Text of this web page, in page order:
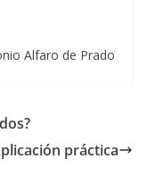
Alfaro de Prado
práctica